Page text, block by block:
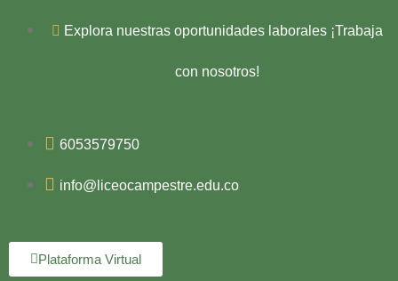
Explora nuestras oportunidades laborales ¡Trabaja
con nosotros!
6053579750
info@liceocampestre.edu.co
Plataforma Virtual